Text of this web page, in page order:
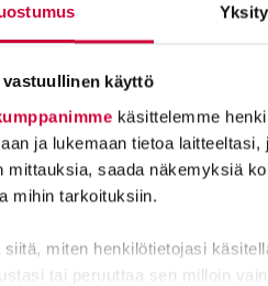
käyttö
käsittelemme
ja lukemaan tietoa
mittauksia, saada näkemyksiä
mihin tarkoituksiin.
siitä, miten henkilötietojasi
tai peruuttaa sen milloin